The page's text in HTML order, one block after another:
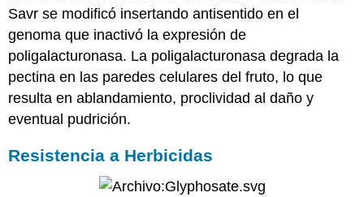
Savr se modificó insertando antisentido en el
genoma que inactivó la expresión de
poligalacturonasa. La poligalacturonasa degrada la
pectina en las paredes celulares del fruto, lo que
resulta en ablandamiento, proclividad al daño y
eventual pudrición.
Resistencia a Herbicidas